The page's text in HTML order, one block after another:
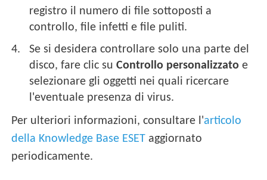
registro il numero di file sottoposti a
controllo, file infetti e file puliti.
Se si desidera controllare solo una parte del
disco, fare clic suControllo personalizzato e
selezionare gli oggetti nei quali ricercare
l'eventuale presenza di virus.
Per ulteriori informazioni, consultare l'articolo
della Knowledge Base ESET aggiornato
periodicamente.